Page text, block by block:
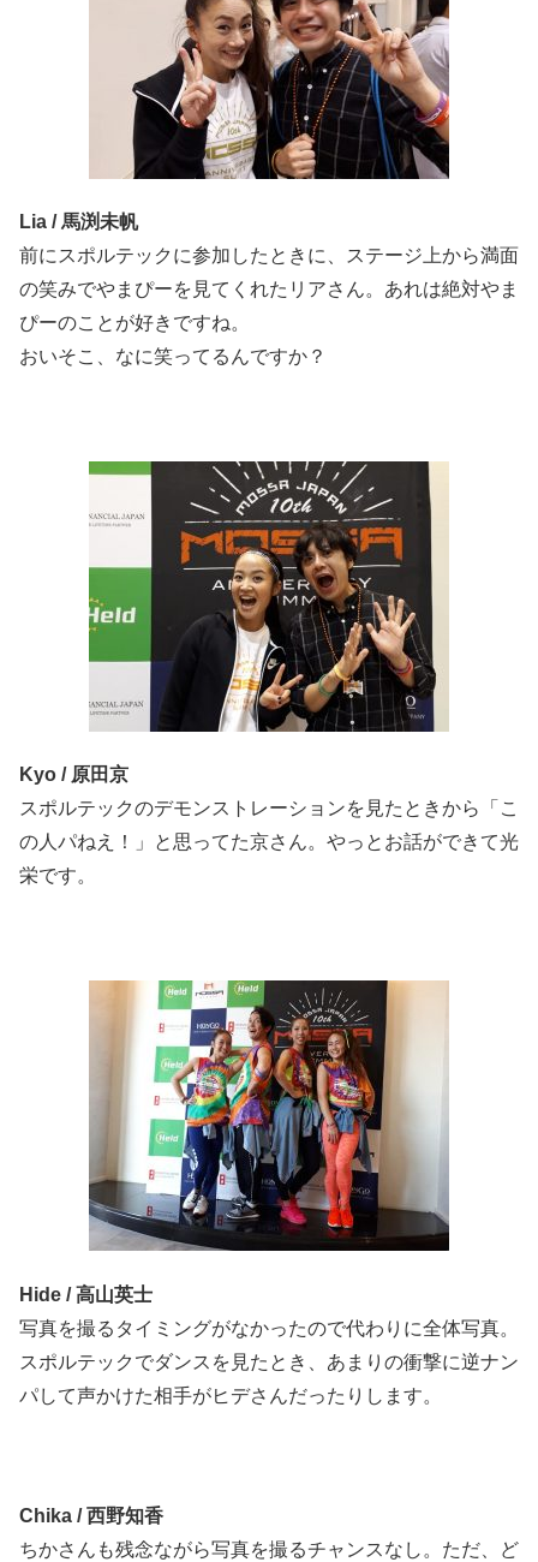
Lia / 馬渕未帆
前にスポルテックに参加したときに、ステージ上から満面
の笑みでやまぴーを見てくれたリアさん。あれは絶対やま
ぴーのことが好きですね。
おいそこ、なに笑ってるんですか？
Kyo / 原田京
スポルテックのデモンストレーションを見たときから「こ
の人パねえ！」と思ってた京さん。やっとお話ができて光
栄です。
Hide / 高山英士
写真を撮るタイミングがなかったので代わりに全体写真。
スポルテックでダンスを見たとき、あまりの衝撃に逆ナン
パして声かけた相手がヒデさんだったりします。
Chika / 西野知香
ちかさんも残念ながら写真を撮るチャンスなし。ただ、ど